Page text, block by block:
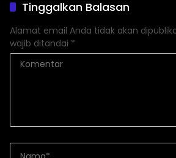
Tinggalkan Balasan
Alamat email Anda tidak akan
wajib ditandai *